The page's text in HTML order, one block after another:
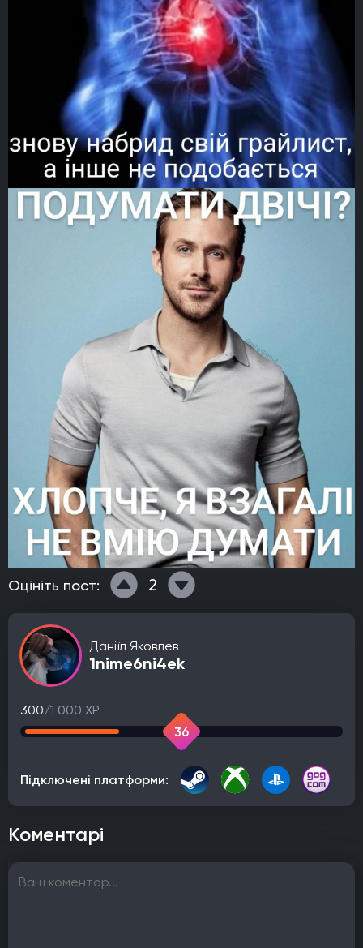
Оцініть пост: 2
Даніїл Яковлев
1nime6ni4ek
300/1 000 XP
36
Підключені платформи:
Коментарі